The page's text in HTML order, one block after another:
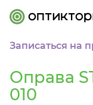
Записаться на
Оправа
010